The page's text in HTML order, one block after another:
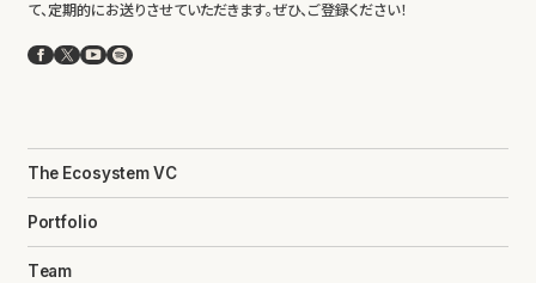
て、定期的にお送りさせていただきます。ぜひ、ご登録ください！
Facebook
X YouTube
Spotify
The Ecosystem VC
Portfolio
Team